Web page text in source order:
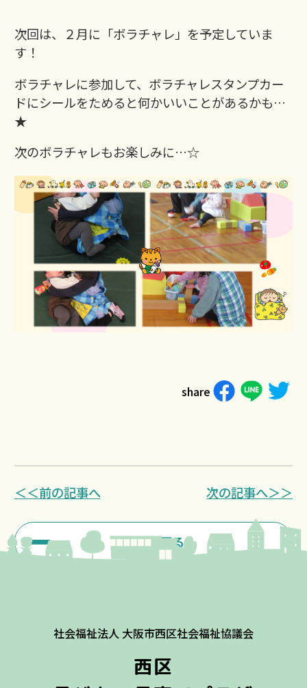
次回は、２月に「ボラチャレ」を予定していま
す！
ボラチャレに参加して、ボラチャレスタンプカー
ドにシールをためると何かいいことがあるかも…
★
次のボラチャレもお楽しみに…☆
share
＜＜前の記事へ
一覧に戻る
次の記事へ＞＞
社会福祉法人 大阪市西区社会福祉協議会
西区